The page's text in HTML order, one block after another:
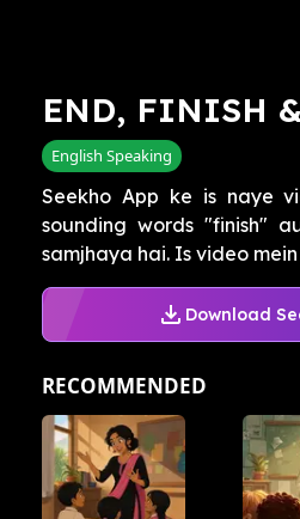
END, FINISH
English Speaking
Seekho App ke is naye
sounding words "finish"
samjhaya hai. Is video
Download
RECOMMENDED